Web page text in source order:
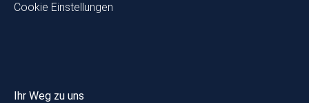
Cookie Einstellungen
Ihr Weg zu uns